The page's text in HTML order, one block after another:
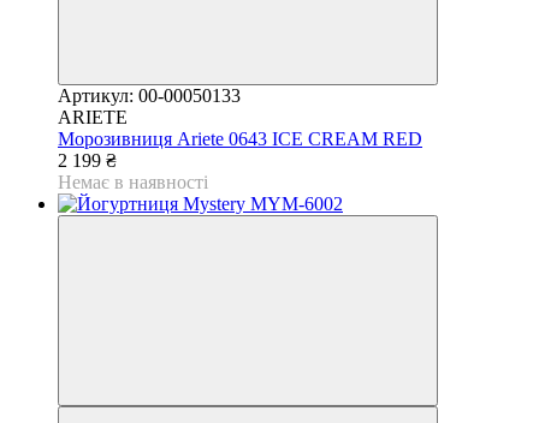
Артикул: 00-00050133
ARIETE
Морозивниця Ariete 0643 ICE CREAM RED
2 199 ₴
Немає в наявності